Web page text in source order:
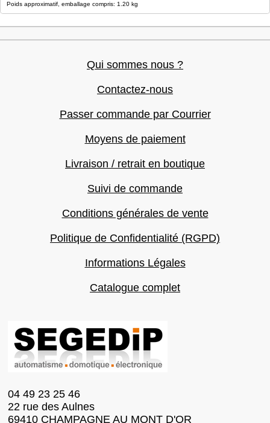
Poids approximatif, emballage compris: 1.20 kg
Qui sommes nous ?
Contactez-nous
Passer commande par Courrier
Moyens de paiement
Livraison / retrait en boutique
Suivi de commande
Conditions générales de vente
Politique de Confidentialité (RGPD)
Informations Légales
Catalogue complet
04 49 23 25 46
22 rue des Aulnes
69410 CHAMPAGNE AU MONT D'OR